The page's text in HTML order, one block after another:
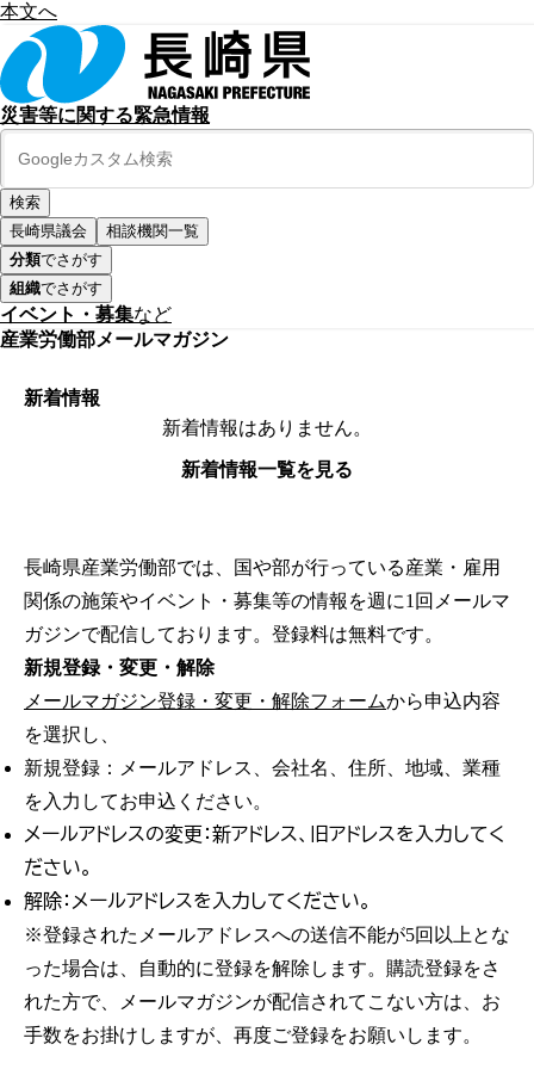
本文へ
災害等に関する緊急情報
長崎県議会
相談機関一覧
分類でさがす
組織でさがす
イベント・募集など
産業労働部メールマガジン
新着情報
新着情報はありません。
新着情報一覧を見る
長崎県産業労働部では、国や部が行っている産業・雇用
関係の施策やイベント・募集等の情報を週に1回メールマ
ガジンで配信しております。登録料は無料です。
新規登録・変更・解除
メールマガジン登録・変更・解除フォームから申込内容
を選択し、
新規登録：メールアドレス、会社名、住所、地域、業種
を入力してお申込ください。
メールアドレスの変更：新アドレス、旧アドレスを入力してく
ださい。
解除：メールアドレスを入力してください。
※登録されたメールアドレスへの送信不能が5回以上とな
った場合は、自動的に登録を解除します。購読登録をさ
れた方で、メールマガジンが配信されてこない方は、お
手数をお掛けしますが、再度ご登録をお願いします。